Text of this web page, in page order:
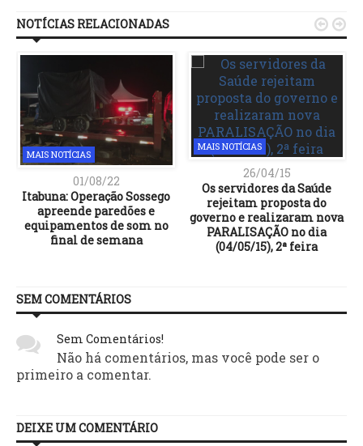
NOTÍCIAS RELACIONADAS
MAIS NOTÍCIAS
01/08/22
Itabuna: Operação Sossego
apreende paredões e
equipamentos de som no
final de semana
MAIS NOTÍCIAS
26/04/15
Os servidores da Saúde
rejeitam proposta do
governo e realizaram nova
PARALISAÇÃO no dia
(04/05/15), 2ª feira
 
SEM COMENTÁRIOS
Sem Comentários!
Não há comentários, mas você pode ser o
primeiro a comentar.
DEIXE UM COMENTÁRIO